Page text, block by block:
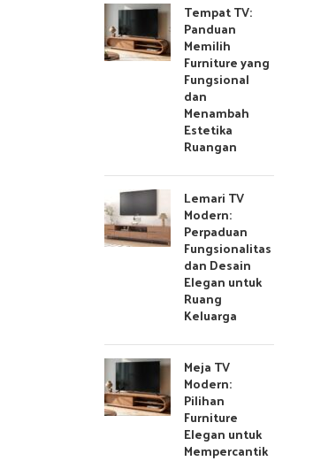
Tempat TV:
Panduan
Memilih
Furniture yang
Fungsional
dan
Menambah
Estetika
Ruangan
Lemari TV
Modern:
Perpaduan
Fungsionalitas
dan Desain
Elegan untuk
Ruang
Keluarga
Meja TV
Modern:
Pilihan
Furniture
Elegan untuk
Mempercantik